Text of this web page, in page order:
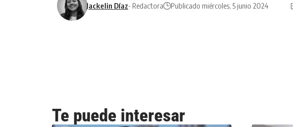
Jackelin Díaz- Redactora Publicado miércoles, 5 junio 2024
Te puede interesar